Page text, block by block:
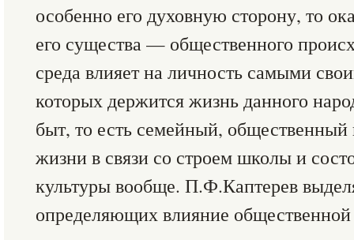
особенно его духовную сторону, то
его существа — общественного
среда влияет на личность самыми
которых держится жизнь данного
быт, то есть семейный, общественный
жизни в связи со строем школы и
культуры вообще. П.Ф.Каптерев
определяющих влияние